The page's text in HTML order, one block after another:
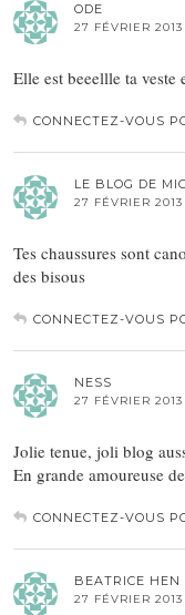
ODE
27 FÉVRIER
Elle est beeellle ta veste
CONNECTEZ-VOUS
LE BLOG DE
27 FÉVRIER
Tes chaussures sont
des bisous
CONNECTEZ-VOUS
NESS
27 FÉVRIER
Jolie tenue, joli blog
En grande amoureuse
CONNECTEZ-VOUS
BEATRICE HEN
27 FÉVRIER